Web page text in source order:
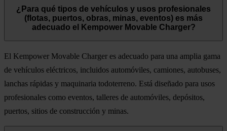
¿Para qué tipos de vehículos y usos profesionales
(flotas, puertos, obras, minas, eventos) es más
adecuado el Kempower Movable Charger?
El Kempower Movable Charger es adecuado para una amplia gama
de vehículos eléctricos, incluidos automóviles, camiones, autobuses,
lanchas rápidas y maquinaria todoterreno. Está diseñado para usos
profesionales como eventos, talleres de automóviles, depósitos,
puertos, sitios de construcción y minas.